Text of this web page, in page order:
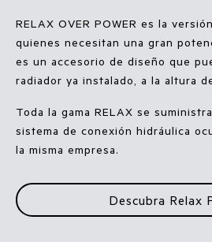
RELAX OVER POWER es la
quienes necesitan una gran
es un accesorio de diseño que
radiador ya instalado, a la altura
Toda la gama RELAX se
sistema de conexión hidráulica
la misma empresa.
Descubra Relax